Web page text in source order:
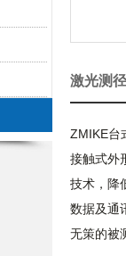
激光测
ZMIKE台
接触式外
技术，降
数据及通
无策的被